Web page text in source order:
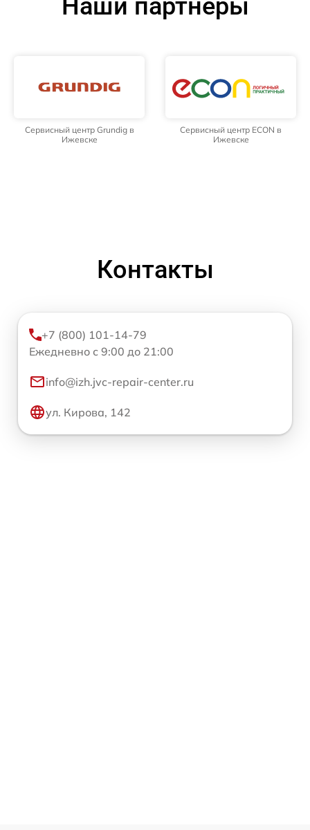
Наши партнёры
Сервисный центр Grundig в
Ижевске
Сервисный центр ECON в
Ижевске
Контакты
+7 (800) 101-14-79
Ежедневно с 9:00 до 21:00
info@izh.jvc-repair-center.ru
ул. Кирова, 142